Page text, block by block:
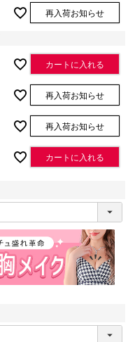
再入荷お知らせ
カートに入れる
再入荷お知らせ
再入荷お知らせ
カートに入れる